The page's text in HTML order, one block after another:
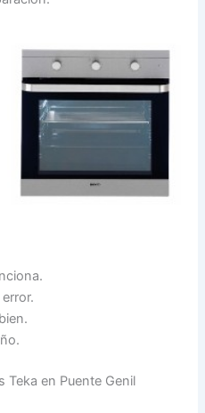
Teka en Puente Genil